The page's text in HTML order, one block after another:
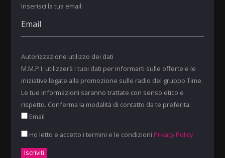
Inserisci la tua email:
Autorizzazione utilizzo dei dati
M.M.P.I. utilizzerà i tuoi dati per informarti sulle offerte e le
iniziative legate alla promozione sulle radio del gruppo Time.
Le tue informazioni saranno trattate con senso etico e
rispetto. Conferma la modalità di contatto da te preferita:
Email
Ho letto e accetto i termini e le condizioni Privacy Policy